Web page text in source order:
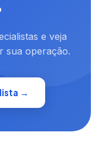
e veja
sua operação.
→